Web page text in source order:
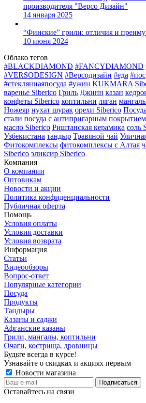
производителя "Версо Дизайн"
14 января 2025
“Финские” грили: отличия и
10 июня 2024
Облако тегов
#BLACKDIAMOND #FANCYDIAMOND
#VERSODESIGN #Версодизайн #еда
#стекляннаяпосуда #ужин KUKMARA
варенье Siberico Гриль Джинн казан
конфеты Siberico коптильни ляган
Ножеяр нухат шурак орехи Siberico
стали посуда с антипригарным покрытием
масло Siberico Риштанская керамика соль
Узбекистана тандыр Травяной чай
Фитокомплексы фитокомплексы с Алтая
Siberico эликсир Siberico
Компания
О компании
Оптовикам
Новости и акции
Политика конфиденциальности
Публичная оферта
Помощь
Условия оплаты
Условия доставки
Условия возврата
Информация
Статьи
Видеообзоры
Вопрос-ответ
Популярные категории
Посуда
Продукты
Тандыры
Казаны и саджи
Афганские казаны
Грили, мангалы, коптильни
Очаги, кострища, дровницы
Будьте всегда в курсе!
Узнавайте о скидках и акциях первым
Новости магазина
Оставайтесь на связи